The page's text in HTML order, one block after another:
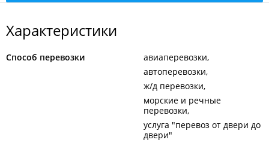
Характеристики
Способ перевозки
авиаперевозки
автоперевозки
ж/д перевозки
морские и речные
перевозки
услуга "перевоз от двери до
двери"